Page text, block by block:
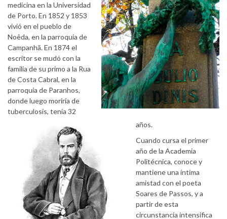
medicina en la Universidad
de Porto. En 1852 y 1853
vivió en el pueblo de
Noêda, en la parroquia de
Campanhã. En 1874 el
escritor se mudó con la
familia de su primo a la Rua
de Costa Cabral, en la
parroquia de Paranhos,
donde luego moriría de
tuberculosis, tenía 32
años.
Cuando cursa el primer
año de la Academia
Politécnica, conoce y
mantiene una íntima
amistad con el poeta
Soares de Passos, y a
partir de esta
circunstancia intensifica